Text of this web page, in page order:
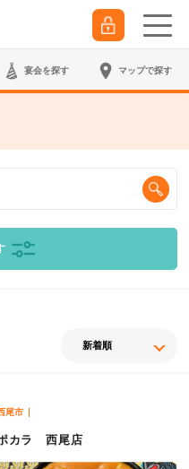
宴会を探す マップで探す
尾市
カラ 西尾店